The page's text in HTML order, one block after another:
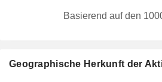
Basierend auf den
Geographische Herkunft der